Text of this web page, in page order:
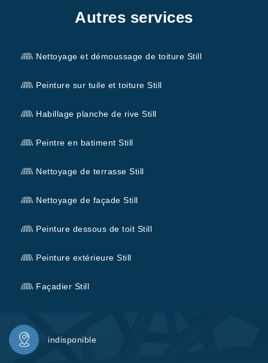
Autres services
Nettoyage et démoussage de toiture Still
Peinture sur tuile et toiture Still
Habillage planche de rive Still
Peintre en batiment Still
Nettoyage de terrasse Still
Nettoyage de façade Still
Peinture dessous de toit Still
Peinture extérieure Still
Façadier Still
indisponible